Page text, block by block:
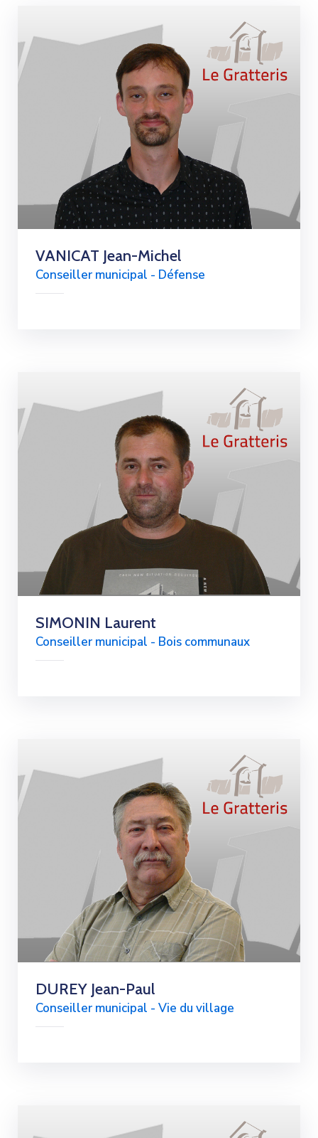
VANICAT Jean-Michel
Conseiller municipal - Défense
SIMONIN Laurent
Conseiller municipal - Bois communaux
DUREY Jean-Paul
Conseiller municipal - Vie du village